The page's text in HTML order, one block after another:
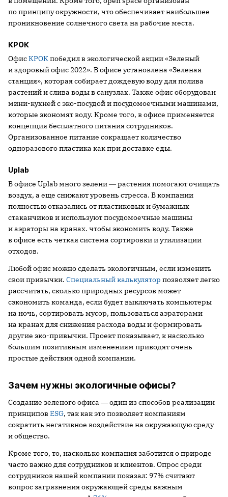
по принципу окружности, что обеспечивает наибольшее
проникновение солнечного света на рабочие места.
КРОК
ОфисКРОК победил в экологической акции «Зеленый
и здоровый офис 2022». В офисе установлена «Зеленая
станция», которая собирает дождевую воду для полива
растений и слива воды в санузлах. Также офис оборудован
мини-кухней с эко-посудой и посудомоечными машинами,
которые экономят воду. Кроме того, в офисе применяется
концепция бесплатного питания сотрудников.
Организованное питание сокращает количество
одноразового пластика как при доставке еды.
Uplab
В офисе Uplab много зелени ― растения помогают очищать
воздух, а еще снижают уровень стресса. В компании
полностью отказались от пластиковых и бумажных
стаканчиков и используют посудомоечные машины
и аэраторы на кранах. чтобы экономить воду. Также
в офисе есть четкая система сортировки и утилизации
отходов.
Любой офис можно сделать экологичным, если изменить
свои привычки. Специальный калькулятор позволяет легко
рассчитать, сколько природных ресурсов может
сэкономить команда, если будет выключать компьютеры
на ночь, сортировать мусор, пользоваться аэраторами
на кранах для снижения расхода воды и формировать
другие эко-привычки. Проект показывает, к насколько
большим позитивным изменениям приводят очень
простые действия одной компании.
Зачем нужны экологичные офисы?
Создание зеленого офиса ― один из способов реализации
принципов ESG, так как это позволяет компаниям
сократить негативное воздействие на окружающую среду
и общество.
Кроме того, то, насколько компания заботится о природе
часто важно для сотрудников и клиентов. Опрос среди
сотрудников нашей компании показал: 97% считают
вопрос загрязнения окружающей среды важным